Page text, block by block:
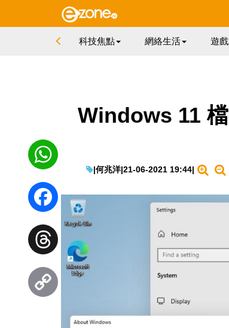
科技焦點 網絡生活 遊
Windows 11
|何兆洋|21-06-2021 19:44|
WhatsApp
Facebook
Threads